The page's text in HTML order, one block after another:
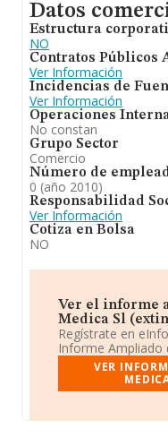
Datos
Estructura
NO
Contratos Públicos
Ver Información
Incidencias de
Ver Información
Operaciones
No constan
Grupo Sector
Comercio
Número de
0 (año 2010)
Responsabilidad
Ver Información
Cotiza en Bolsa
NO
Ver el informe
Medica Sl
Regístrate en
Informe Ampliado
VER